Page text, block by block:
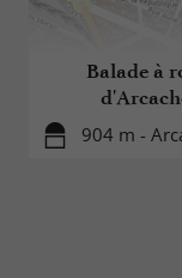
Balade à
904 m -